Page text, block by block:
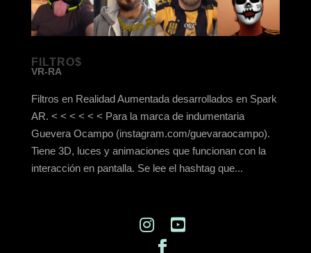
FILTRO$
VR-RA
Filtros en Realidad Aumentada desarrollados en Spark
AR. < < < < < < Para la marca de indumentaria
Guevera Ocampo (instagram.com/guevaraocampo).
Tiene 3D, luces y animaciones que funcionan con la
interacción en pantalla. Se lee el hashtag que...